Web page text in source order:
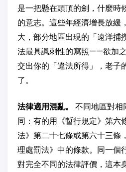
是一把懸在頭頂的劍，什麼時
的意志。這些年經濟增長放緩
大，部分地區出現的「遠洋捕
法最具諷刺性的寫照——欲加
交出你的「違法所得」，老子
了。
法律適用混亂。
不同地區對相
同：有的用《暫行規定》第六
法》第二十七條或第六十三條
理處罰法》中的條款。同一個
對完全不同的法律評價，這本